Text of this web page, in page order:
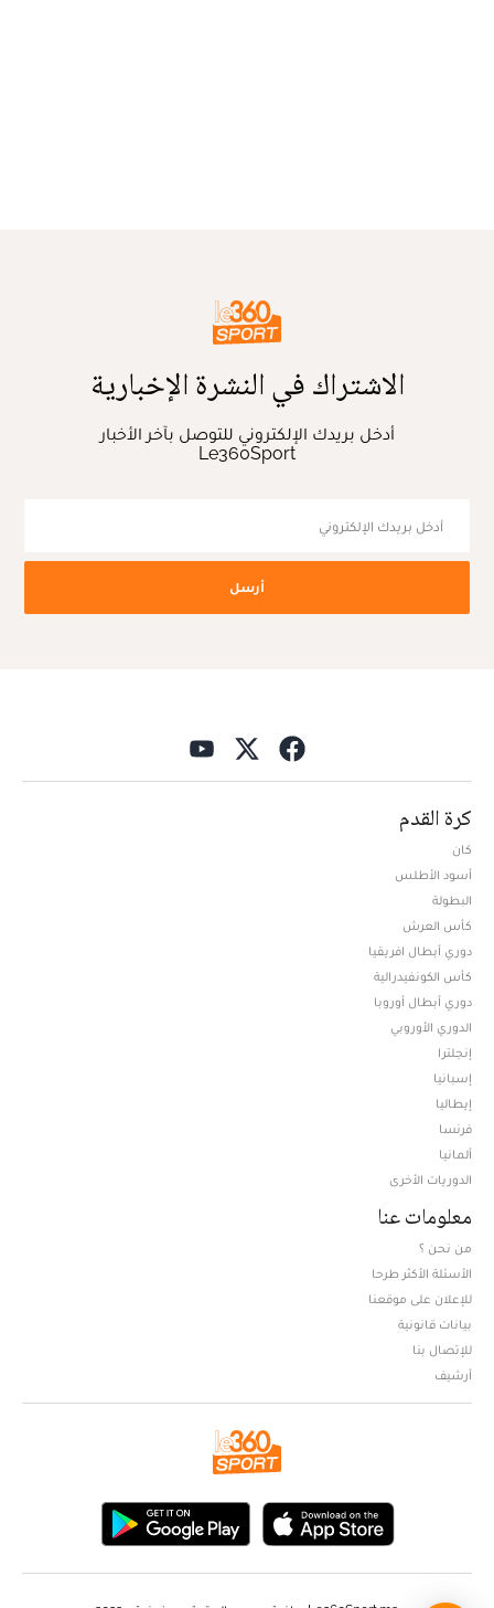
الاشتراك في النشرة الإخبارية
أدخل بريدك الإلكتروني للتوصل بآخر الأخبار
Le360Sport
أرسل
كرة القدم
كان
أسود الأطلس
البطولة
كأس العرش
دوري أبطال افريقيا
كأس الكونفيدرالية
دوري أبطال أوروبا
الدوري الأوروبي
إنجلترا
إسبانيا
إيطاليا
فرنسا
ألمانيا
الدوريات الأخرى
معلومات عنا
من نحن ؟
الأسئلة الأكثر طرحا
للإعلان على موقعنا
بيانات قانونية
للإتصال بنا
أرشيف